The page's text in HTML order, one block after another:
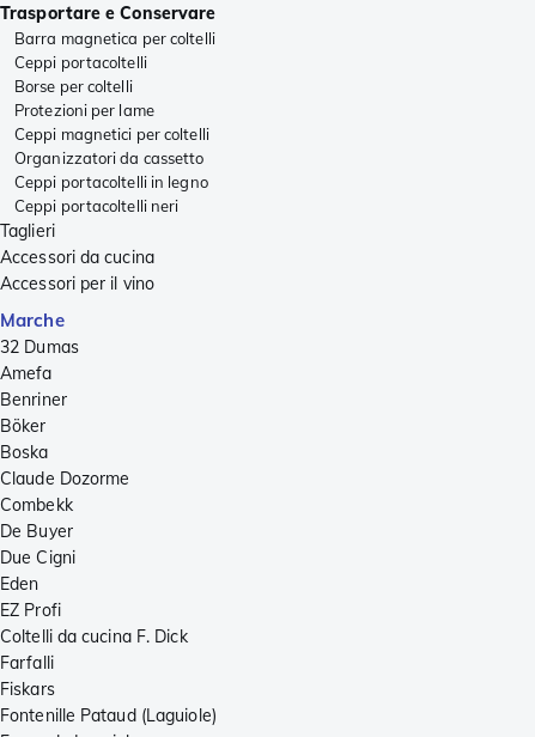
Trasportare e Conservare
Barra magnetica per coltelli
Ceppi portacoltelli
Borse per coltelli
Protezioni per lame
Ceppi magnetici per coltelli
Organizzatori da cassetto
Ceppi portacoltelli in legno
Ceppi portacoltelli neri
Taglieri
Accessori da cucina
Accessori per il vino
Marche
32 Dumas
Amefa
Benriner
Böker
Boska
Claude Dozorme
Combekk
De Buyer
Due Cigni
Eden
EZ Profi
Coltelli da cucina F. Dick
Farfalli
Fiskars
Fontenille Pataud (Laguiole)